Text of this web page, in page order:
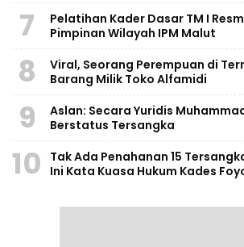
7
Pelatihan Kader Dasar TM I
Pimpinan Wilayah IPM Malut
8
Viral, Seorang Perempuan di
Barang Milik Toko Alfamidi
9
Aslan: Secara Yuridis
Berstatus Tersangka
10
Tak Ada Penahanan 15
Ini Kata Kuasa Hukum Kades